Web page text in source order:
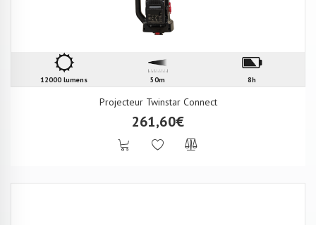
12000 lumens 50m 8h
Projecteur Twinstar Connect
261,60€